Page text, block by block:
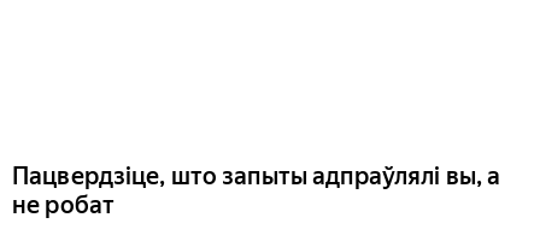
Пацвердзіце, што запыты адпраўлялі вы, а
не робат